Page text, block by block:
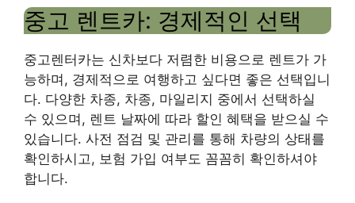
중고 렌트카: 경제적인 선택
중고렌터카는 신차보다 저렴한 비용으로 렌트가 가
능하며, 경제적으로 여행하고 싶다면 좋은 선택입니
다. 다양한 차종, 차종, 마일리지 중에서 선택하실
수 있으며, 렌트 날짜에 따라 할인 혜택을 받으실 수
있습니다. 사전 점검 및 관리를 통해 차량의 상태를
확인하시고, 보험 가입 여부도 꼼꼼히 확인하셔야
합니다.